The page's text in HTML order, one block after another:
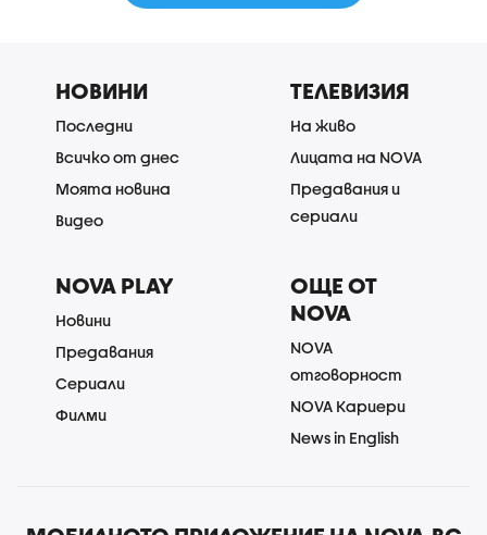
НОВИНИ
Последни
Всичко от днес
Моята новина
Видео
ТЕЛЕВИЗИЯ
На живо
Лицата на NOVA
Предавания и
сериали
NOVA PLAY
Новини
Предавания
Сериали
Филми
ОЩЕ ОТ
NOVA
NOVA
отговорност
NOVA Кариери
News in English